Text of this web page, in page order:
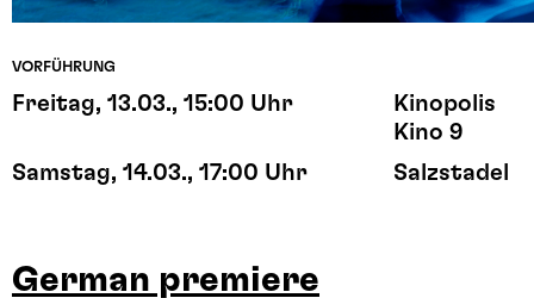
VORFÜHRUNG
Freitag, 13.03., 15:00 Uhr
Kinopolis
Kino 9
Samstag, 14.03., 17:00 Uhr
Salzstadel
German premiere